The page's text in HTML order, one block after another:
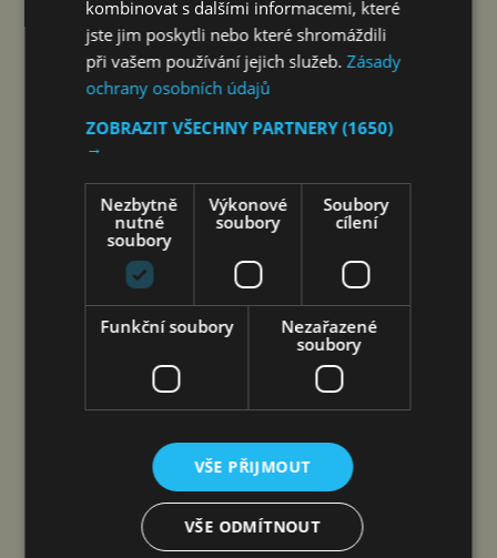
RIDERA V HEŘMANICÍCH
POSTUPOVALA SPRÁVNĚ, ČIŽP
NEZÁKONNĚ
Společnost Ridera Bohemia, proti které bylo
Českou inspekcí životního prostředí (ČIŽP) čtyři
roky vedeno vykonstruované řízení, na
heřmanické haldě postupovala v souladu se
kombinovat s dalšími informacemi, které
jste jim poskytli nebo které shromáždili
při vašem používání jejich služeb.Zásady
ochrany osobních údajů
ZOBRAZIT VŠECHNY PARTNERY(1650)
→
Nezbytně
nutné
soubory
Výkonové
soubory
Soubory
cílení
Funkční soubory
Nezařazené
soubory
VŠE PŘIJMOUT
VŠE ODMÍTNOUT